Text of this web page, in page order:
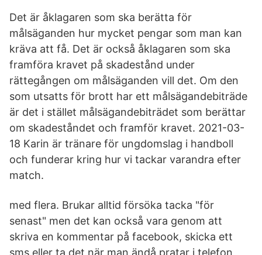
Det är åklagaren som ska berätta för
målsäganden hur mycket pengar som man kan
kräva att få. Det är också åklagaren som ska
framföra kravet på skadestånd under
rättegången om målsäganden vill det. Om den
som utsatts för brott har ett målsägandebiträde
är det i stället målsägandebiträdet som berättar
om skadeståndet och framför kravet. 2021-03-
18 Karin är tränare för ungdomslag i handboll
och funderar kring hur vi tackar varandra efter
match.
med flera. Brukar alltid försöka tacka "för
senast" men det kan också vara genom att
skriva en kommentar på facebook, skicka ett
sms eller ta det när man ändå pratar i telefon